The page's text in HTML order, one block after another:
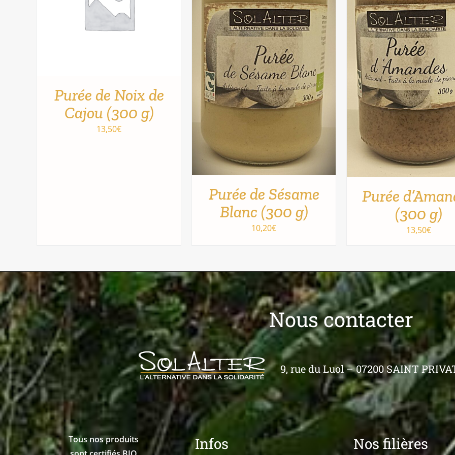
Purée de Noix de
Cajou (300 g)
13,50€
AJOUTER AU PANIER /
APERÇU
Purée de Sésame
Blanc (300 g)
10,20€
AJOUTER AU PANIER
Purée
(300 g)
13,50€
Nous contacter
9, rue du Luol – 07200 SAINT
Tous nos produits
Infos Nos filières